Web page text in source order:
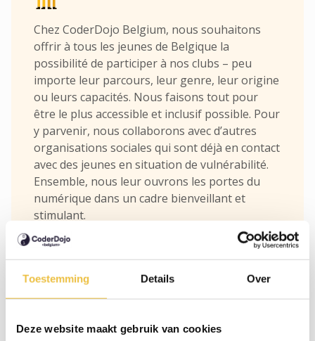
Toestemming Details Over
Deze website maakt gebruik van cookies
Chez CoderDojo Belgium, nous souhaitons
offrir à tous les jeunes de Belgique la
possibilité de participer à nos clubs – peu
importe leur parcours, leur genre, leur origine
ou leurs capacités. Nous faisons tout pour
être le plus accessible et inclusif possible. Pour
y parvenir, nous collaborons avec d’autres
organisations sociales qui sont déjà en contact
avec des jeunes en situation de vulnérabilité.
Ensemble, nous leur ouvrons les portes du
numérique dans un cadre bienveillant et
stimulant.
Qui est qui - Board